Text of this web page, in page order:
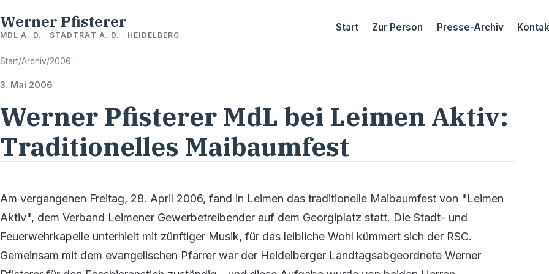
Werner Pfisterer
MDL A. D. · STADTRAT A. D. · HEIDELBERG
Start Zur Person Presse-Archiv
Start/Archiv/2006
3. Mai 2006
Werner Pfisterer MdL bei Leimen Aktiv:
Traditionelles Maibaumfest
Am vergangenen Freitag, 28. April 2006, fand in Leimen das traditionelle Maibaumfest von "Leimen
Aktiv", dem Verband Leimener Gewerbetreibender auf dem Georgiplatz statt. Die Stadt- und
Feuerwehrkapelle unterhielt mit zünftiger Musik, für das leibliche Wohl kümmert sich der RSC.
Gemeinsam mit dem evangelischen Pfarrer war der Heidelberger Landtagsabgeordnete Werner